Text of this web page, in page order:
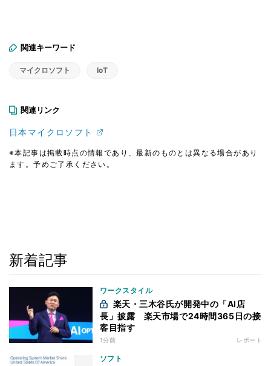
関連キーワード
マイクロソフト IoT
関連リンク
日本マイクロソフト
※本記事は掲載時点の情報であり、最新のものとは異なる場合があり
ます。予めご了承ください。
新着記事
ワークスタイル
長」披露 楽天市場で24時間365日の接
客目指す
1分前 レポート
ソフト